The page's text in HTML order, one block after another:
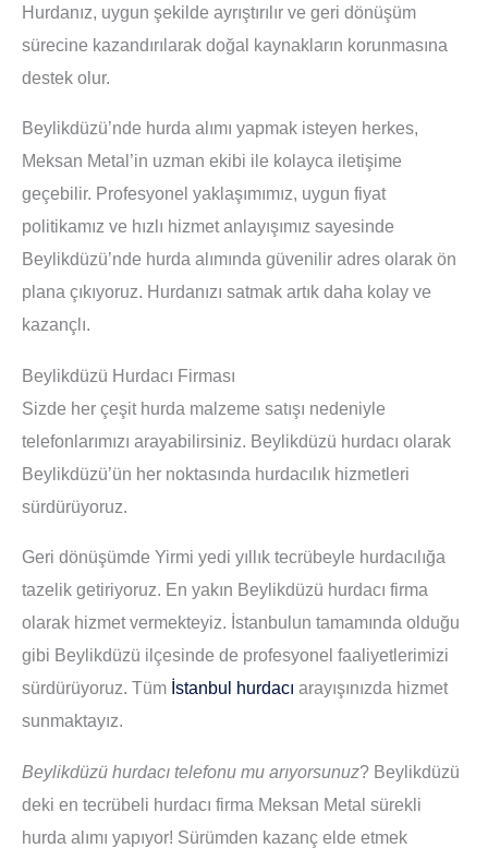
Hurdanız, uygun şekilde ayrıştırılır ve geri dönüşüm
sürecine kazandırılarak doğal kaynakların korunmasına
destek olur.
Beylikdüzü’nde hurda alımı yapmak isteyen herkes,
Meksan Metal’in uzman ekibi ile kolayca iletişime
geçebilir. Profesyonel yaklaşımımız, uygun fiyat
politikamız ve hızlı hizmet anlayışımız sayesinde
Beylikdüzü’nde hurda alımında güvenilir adres olarak ön
plana çıkıyoruz. Hurdanızı satmak artık daha kolay ve
kazançlı.
Beylikdüzü Hurdacı Firması
Sizde her çeşit hurda malzeme satışı nedeniyle
telefonlarımızı arayabilirsiniz. Beylikdüzü hurdacı olarak
Beylikdüzü’ün her noktasında hurdacılık hizmetleri
sürdürüyoruz.
Geri dönüşümde Yirmi yedi yıllık tecrübeyle hurdacılığa
tazelik getiriyoruz. En yakın Beylikdüzü hurdacı firma
olarak hizmet vermekteyiz. İstanbulun tamamında olduğu
gibi Beylikdüzü ilçesinde de profesyonel faaliyetlerimizi
sürdürüyoruz. Tüm İstanbul hurdacı arayışınızda hizmet
sunmaktayız.
Beylikdüzü hurdacı telefonu mu arıyorsunuz? Beylikdüzü
deki en tecrübeli hurdacı firma Meksan Metal sürekli
hurda alımı yapıyor! Sürümden kazanç elde etmek